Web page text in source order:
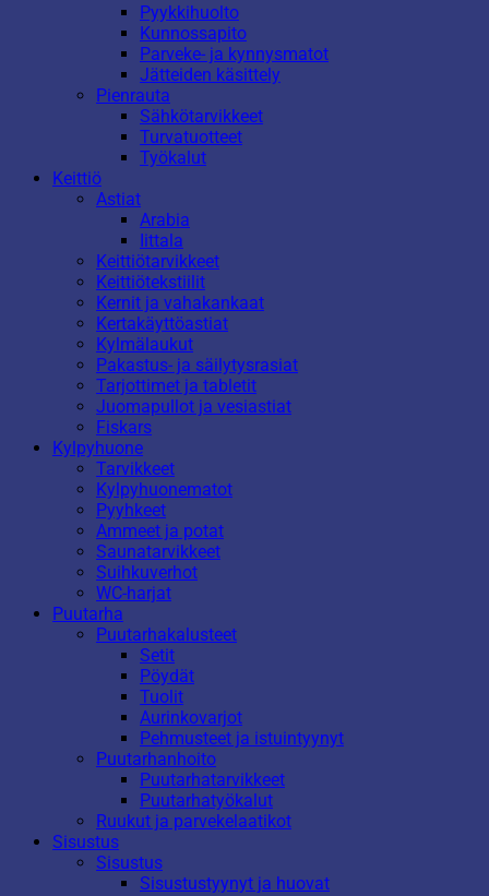
Pyykkihuolto
Kunnossapito
Parveke- ja kynnysmatot
Jätteiden käsittely
Pienrauta
Sähkötarvikkeet
Turvatuotteet
Työkalut
Keittiö
Astiat
Arabia
Iittala
Keittiötarvikkeet
Keittiötekstiilit
Kernit ja vahakankaat
Kertakäyttöastiat
Kylmälaukut
Pakastus- ja säilytysrasiat
Tarjottimet ja tabletit
Juomapullot ja vesiastiat
Fiskars
Kylpyhuone
Tarvikkeet
Kylpyhuonematot
Pyyhkeet
Ammeet ja potat
Saunatarvikkeet
Suihkuverhot
WC-harjat
Puutarha
Puutarhakalusteet
Setit
Pöydät
Tuolit
Aurinkovarjot
Pehmusteet ja istuintyynyt
Puutarhanhoito
Puutarhatarvikkeet
Puutarhatyökalut
Ruukut ja parvekelaatikot
Sisustus
Sisustus
Sisustustyynyt ja huovat